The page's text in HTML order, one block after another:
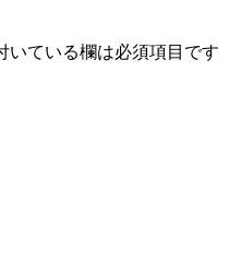
いている欄は必須項目です